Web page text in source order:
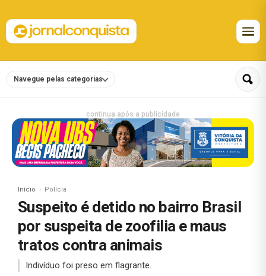
Navegue pelas categorias
continua após a publicidade
Início Polícia
Suspeito é detido no bairro Brasil
por suspeita de zoofilia e maus
tratos contra animais
Indivíduo foi preso em flagrante.